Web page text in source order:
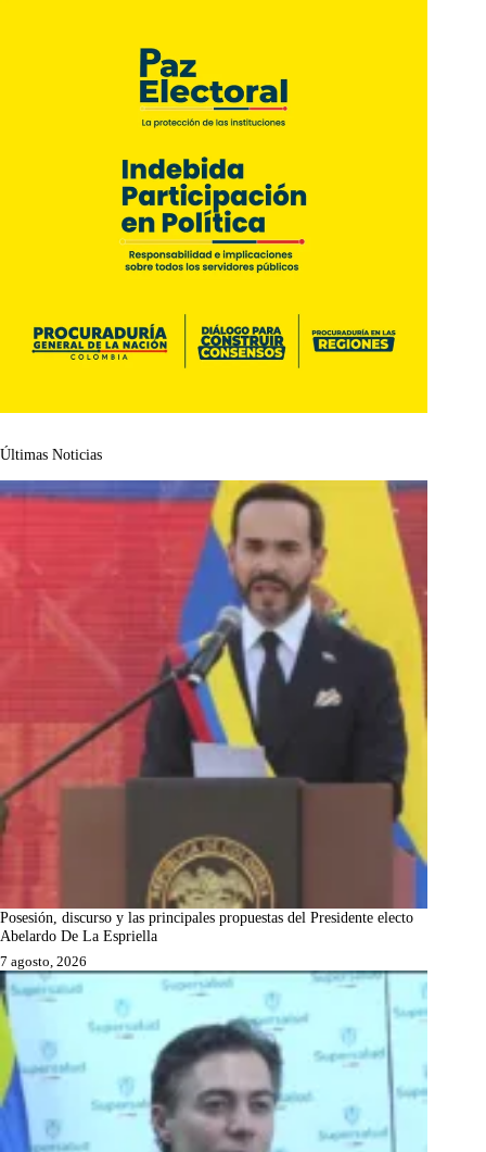
Últimas Noticias
Posesión, discurso y las principales propuestas del Presidente electo
Abelardo De La Espriella
7 agosto, 2026